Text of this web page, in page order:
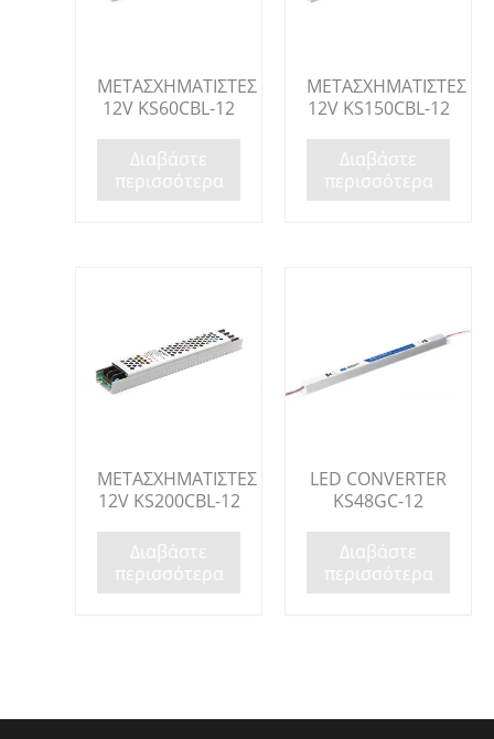
ΜΕΤΑΣΧΗΜΑΤΙΣΤΕΣ
12V KS60CBL-12
Διαβάστε
περισσότερα
ΜΕΤΑΣΧΗΜΑΤΙΣΤΕΣ
12V KS150CBL-12
Διαβάστε
περισσότερα
ΜΕΤΑΣΧΗΜΑΤΙΣΤΕΣ
12V KS200CBL-12
Διαβάστε
περισσότερα
LED CONVERTER
KS48GC-12
Διαβάστε
περισσότερα